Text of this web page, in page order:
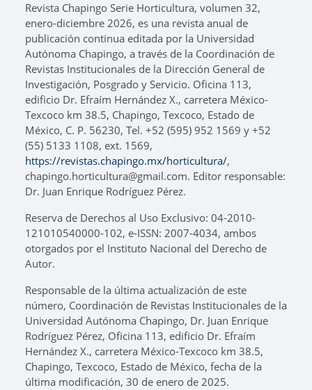
Revista Chapingo Serie Horticultura, volumen 32,
enero-diciembre 2026, es una revista anual de
publicación continua editada por la Universidad
Autónoma Chapingo, a través de la Coordinación de
Revistas Institucionales de la Dirección General de
Investigación, Posgrado y Servicio. Oficina 113,
edificio Dr. Efraím Hernández X., carretera México-
Texcoco km 38.5, Chapingo, Texcoco, Estado de
México, C. P. 56230, Tel. +52 (595) 952 1569 y +52
(55) 5133 1108, ext. 1569,
https://revistas.chapingo.mx/horticultura/,
chapingo.horticultura@gmail.com. Editor responsable:
Dr. Juan Enrique Rodríguez Pérez.
Reserva de Derechos al Uso Exclusivo: 04-2010-
121010540000-102, e-ISSN: 2007-4034, ambos
otorgados por el Instituto Nacional del Derecho de
Autor.
Responsable de la última actualización de este
número, Coordinación de Revistas Institucionales de la
Universidad Autónoma Chapingo, Dr. Juan Enrique
Rodríguez Pérez, Oficina 113, edificio Dr. Efraím
Hernández X., carretera México-Texcoco km 38.5,
Chapingo, Texcoco, Estado de México, fecha de la
última modificación, 30 de enero de 2025.